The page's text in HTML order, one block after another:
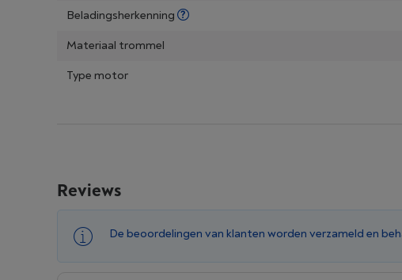
Beladingsherkenning
Materiaal trommel
Type motor
Reviews
De beoordelingen van klanten worden verzameld en